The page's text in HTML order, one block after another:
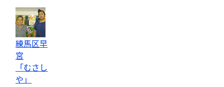
練馬区早
宮
「むさし
や」